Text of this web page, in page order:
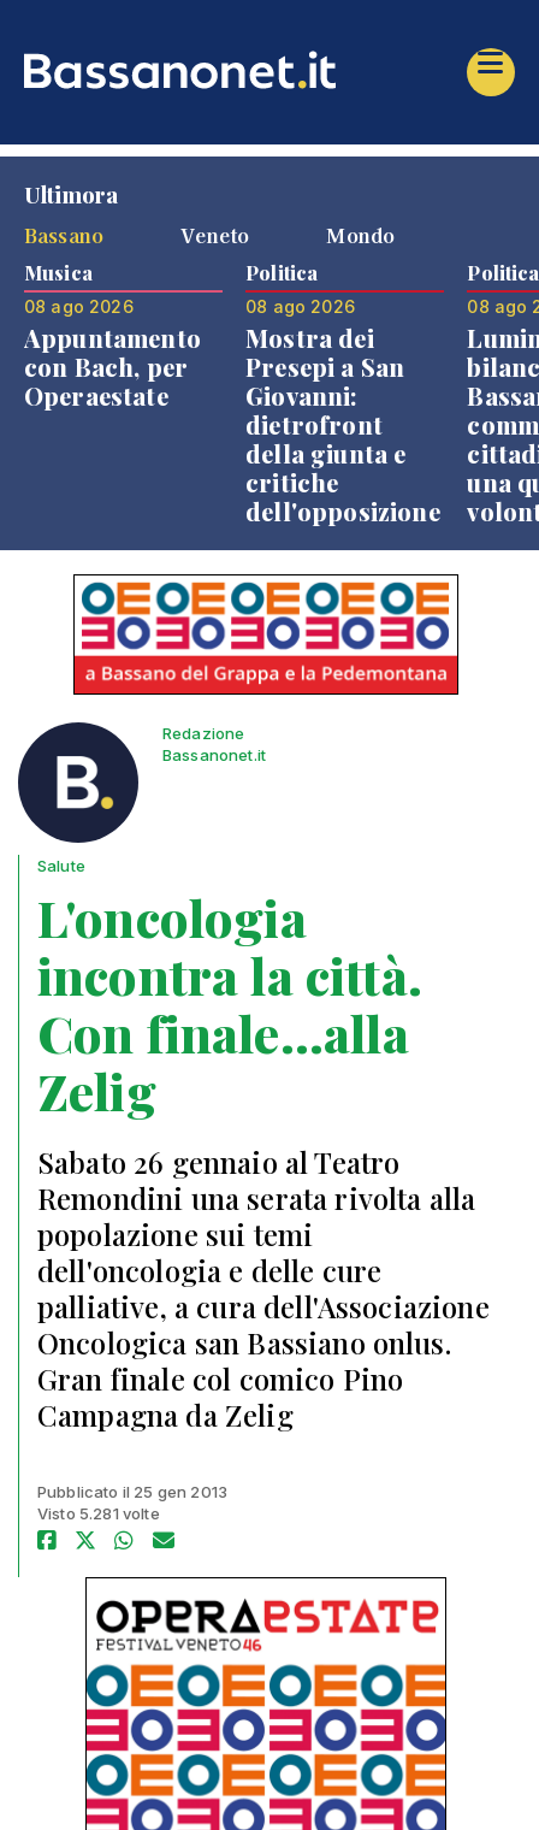
Ultimora
Bassano
Veneto Mondo
Musica
08 ago 2026
Appuntamento
con Bach, per
Operaestate
Politica
08 ago 2026
Mostra dei
Presepi a San
Giovanni:
dietrofront
della giunta e
critiche
dell'opposizione
Politica
08 ago
una
Redazione
Bassanonet.it
Salute
L'oncologia
incontra la città.
Con finale...alla
Zelig
Sabato 26 gennaio al Teatro
Remondini una serata rivolta alla
popolazione sui temi
dell'oncologia e delle cure
palliative, a cura dell'Associazione
Oncologica san Bassiano onlus.
Gran finale col comico Pino
Campagna da Zelig
Pubblicato il 25 gen 2013
Visto 5.281 volte